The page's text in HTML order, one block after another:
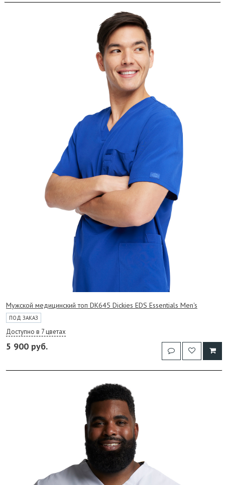
Мужской медицинский топ DK645 Dickies EDS Essentials Men's
ПОД ЗАКАЗ
Доступно в 7 цветах
5 900 руб.